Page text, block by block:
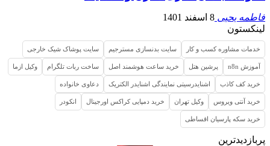
فاطمه یحیی 8 اسفند 1401
لینکستون
خدمات مشاوره کسب و کار سایت بدنسازی مسترجیم سایت پوشاک شیک خارجی
آموزش n8n پرشین هتل خرید ساعت هوشمند اصل ساخت ربات تلگرام وکیل ازما
خرید کف کاذب اشنایدرسیتی نمایندگی اشنایدر الکتریک دعاوی خانواده
خرید آنتی ویروس وکیل تهران خرید دمپایی کراکس اورجینال انکودر
خرید سکه پارسیان اقساطی
پربازدیدترین